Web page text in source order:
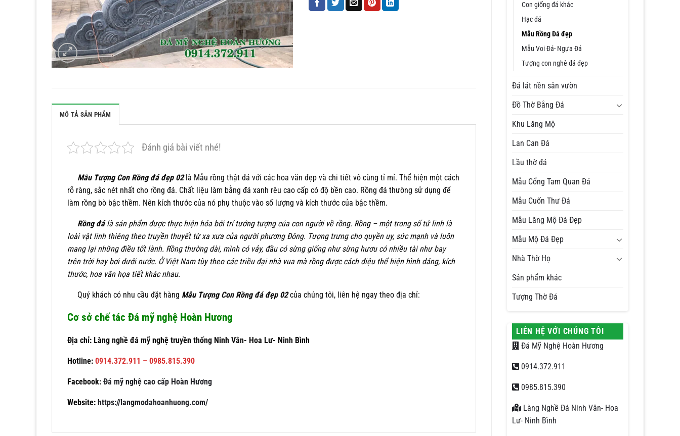
Con giống đá khác
Hạc đá
Mẫu Rồng Đá đẹp
Mẫu Voi Đá- Ngựa Đá
Tượng con nghê đá đẹp
Đá lát nền sân vườn
Đồ Thờ Bằng Đá
Khu Lăng Mộ
Lan Can Đá
Lầu thờ đá
Mẫu Cổng Tam Quan Đá
Mẫu Cuốn Thư Đá
Mẫu Lăng Mộ Đá Đẹp
Mẫu Mộ Đá Đẹp
Nhà Thờ Họ
Sản phẩm khác
Tượng Thờ Đá
LIÊN HỆ VỚI CHÚNG TÔI
Đá Mỹ Nghệ Hoàn Hương
0914.372.911
0985.815.390
Làng Nghề Đá Ninh Vân- Hoa
Lư- Ninh Bình
MÔ TẢ SẢN PHẨM
Đánh giá bài viết nhé!
Mẫu Tượng Con Rồng đá đẹp 02là Mẫu rồng thật đá với các hoa văn đẹp và chi tiết vô cùng tỉ mỉ. Thể hiện một cách
rõ ràng, sắc nét nhất cho rồng đá. Chất liệu làm bằng đá xanh rêu cao cấp có độ bền cao. Rồng đá thường sử dụng để
làm rồng bò bậc thềm. Nên kích thước của nó phụ thuộc vào số lượng và kích thước của bậc thềm.
Rồng đálà sản phẩm được thực hiện hóa bởi trí tưởng tượng của con người về rồng. Rồng – một trong số tứ linh là
loài vật linh thiêng theo truyền thuyết từ xa xưa của người phương Đông. Tượng trưng cho quyền uy, sức mạnh và luôn
mang lại những điều tốt lành. Rồng thường dài, mình có vảy, đầu có sừng giống như sừng hươu có nhiều tài như bay
trên trời hay bơi dưới nước. Ở Việt Nam tùy theo các triều đại nhà vua mà rồng được cách điệu thể hiện hình dáng, kích
thước, hoa văn họa tiết khác nhau.
Quý khách có nhu cầu đặt hàng Mẫu Tượng Con Rồng đá đẹp 02của chúng tôi, liên hệ ngay theo địa chỉ:
Cơ sở chế tác Đá mỹ nghệ Hoàn Hương
Địa chỉ: Làng nghề đá mỹ nghệ truyền thống Ninh Vân- Hoa Lư- Ninh Bình
Hotline: 0914.372.911 – 0985.815.390
Facebook: Đá mỹ nghệ cao cấp Hoàn Hương
Website: https://langmodahoanhuong.com/